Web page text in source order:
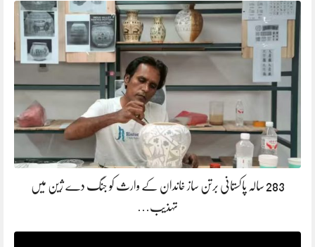
283 سالہ پاکستانی برتن ساز خاندان کے وارث کو جنگ دے ژین میں
تہذیب…